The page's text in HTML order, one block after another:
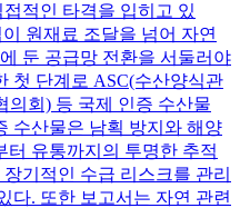
적인 타격을 입히고 있
원재료 조달을 넘어 자연
둔 공급망 전환을 서둘러야
첫 단계로 ASC(수산양식관
의회) 등 국제 인증 수산물
수산물은 남획 방지와 해양
터 유통까지의 투명한 추적
기적인 수급 리스크를 관리
다. 또한 보고서는 자연 관련